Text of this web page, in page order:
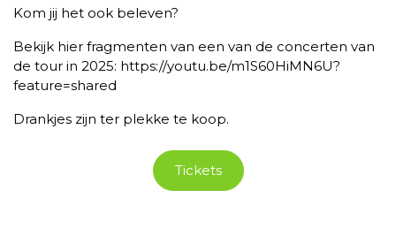
Kom jij het ook beleven?
Bekijk hier fragmenten van een van de concerten van
de tour in 2025: https://youtu.be/m1S60HiMN6U?
feature=shared
Drankjes zijn ter plekke te koop.
Tickets